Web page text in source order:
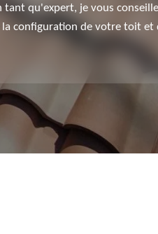
tant qu'expert, je vous
configuration de votre toit et